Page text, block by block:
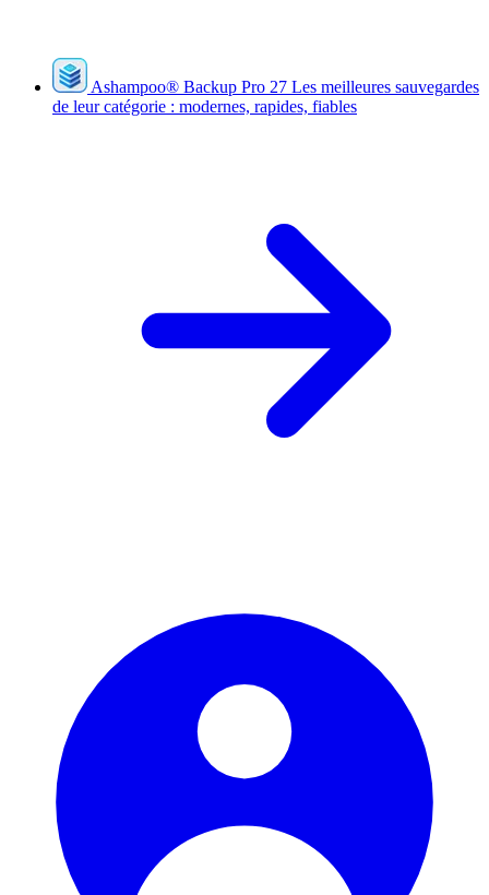
Ashampoo® Backup Pro 27 Les meilleures sauvegardes
de leur catégorie : modernes, rapides, fiables